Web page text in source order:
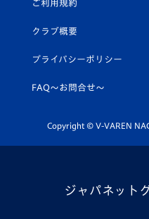
平和祈念活動
ホームタウン活動
スクール
ヴィヴィくんインスタグラ
公式LINE＠
ご利用規約
クラブ概要
プライバシーポリシー
FAQ〜お問合せ〜
Copyright © V-VAREN
ジャパネット